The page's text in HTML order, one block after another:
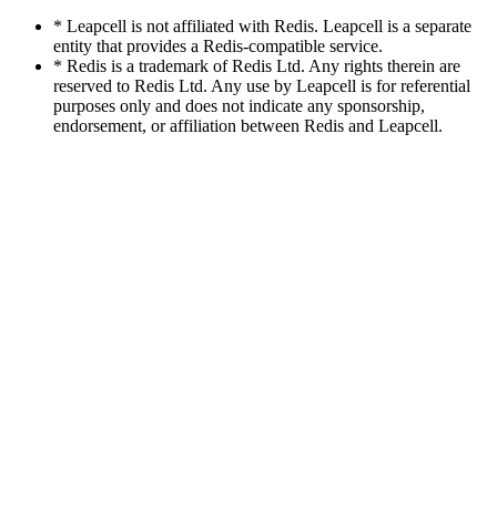
* Leapcell is not affiliated with Redis. Leapcell is a separate
entity that provides a Redis-compatible service.
* Redis is a trademark of Redis Ltd. Any rights therein are
reserved to Redis Ltd. Any use by Leapcell is for referential
purposes only and does not indicate any sponsorship,
endorsement, or affiliation between Redis and Leapcell.